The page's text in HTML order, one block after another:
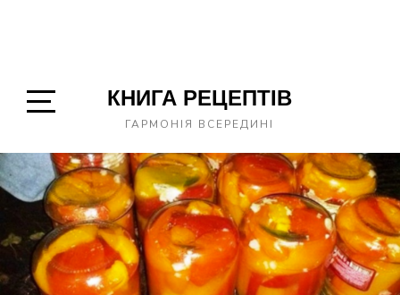
Sidebar
КНИГА РЕЦЕПТІВ
ГАРМОНІЯ ВСЕРЕДИНІ